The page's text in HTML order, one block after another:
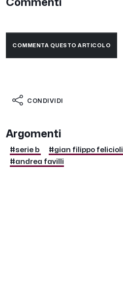
Commenti
COMMENTA QUESTO ARTICOLO
CONDIVIDI
Argomenti
#serie b #gian filippo felicioli
#andrea favilli